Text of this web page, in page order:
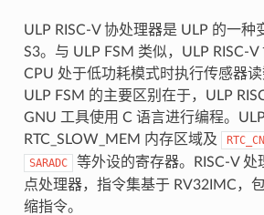
ULP RISC-V 协处理器是 ULP 的一种
S3。与 ULP FSM 类似，ULP RISC-
CPU 处于低功耗模式时执行传感器
ULP FSM 的主要区别在于，ULP
GNU 工具使用 C 语言进行编程。
RTC_SLOW_MEM 内存区域及
SARADC
等外设的寄存器。RISC-V 处
点处理器，指令集基于 RV32IMC，
缩指令。